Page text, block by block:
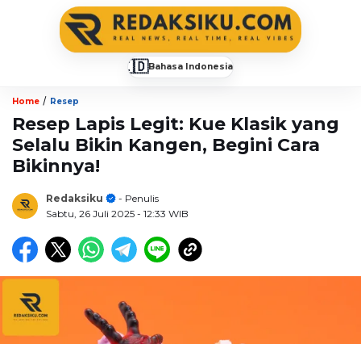
🇮🇩Bahasa Indonesia
Home / Resep
Resep Lapis Legit: Kue Klasik yang
Selalu Bikin Kangen, Begini Cara
Bikinnya!
Redaksiku
- Penulis
Sabtu, 26 Juli 2025 - 12:33 WIB